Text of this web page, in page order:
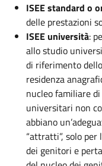
ISEE standard o
delle prestazioni
ISEE università:
allo studio
di riferimento
residenza
nucleo familiare
universitari non
abbiano
“attratti”, solo
dei genitori e